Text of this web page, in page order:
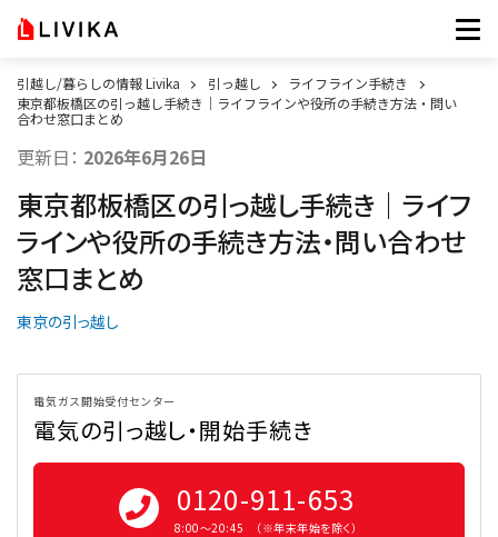
引越し/暮らしの情報 Livika 引っ越し
ライフライン手続き
東京都板橋区の引っ越し手続き｜ライフラインや役所の手続き方法・問い
合わせ窓口まとめ
更新日： 2026年6月26日
東京都板橋区の引っ越し手続き｜ライフ
ラインや役所の手続き方法・問い合わせ
窓口まとめ
東京の引っ越し
電気ガス開始受付センター
電気の引っ越し・開始手続き
0120-911-653
8:00〜20:45 （※年末年始を除く）